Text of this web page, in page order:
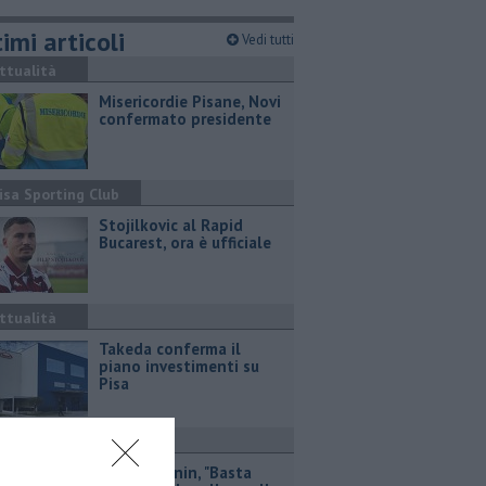
articoli Vedi tutti
Misericordie Pisane, Novi
confermato presidente
Sporting Club
Stojilkovic al Rapid
Bucarest, ora è ufficiale
Takeda conferma il
piano investimenti su
Pisa
Piazza Manin, "Basta